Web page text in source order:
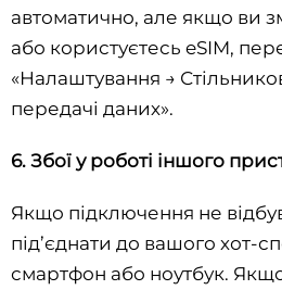
автоматично, але якщо ви
або користуєтесь eSIM,
«Налаштування →
передачі даних».
6. Збої у роботі іншого
Якщо підключення не
під’єднати до вашого хот-
смартфон або ноутбук.